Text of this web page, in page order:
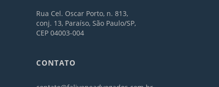
Rua Cel. Oscar Porto, n. 813,
conj. 13, Paraíso, São Paulo/SP,
CEP 04003-004
CONTATO